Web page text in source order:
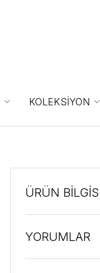
KOLEKSİYON
ÜRÜN
YORUMLAR